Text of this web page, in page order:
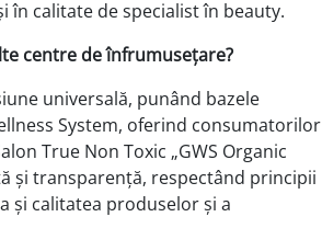
în calitate de specialist în beauty.
centre de înfrumusețare?
universală, punând bazele
System, oferind consumatorilor
True Non Toxic „GWS Organic
și transparență, respectând principii
și calitatea produselor și a